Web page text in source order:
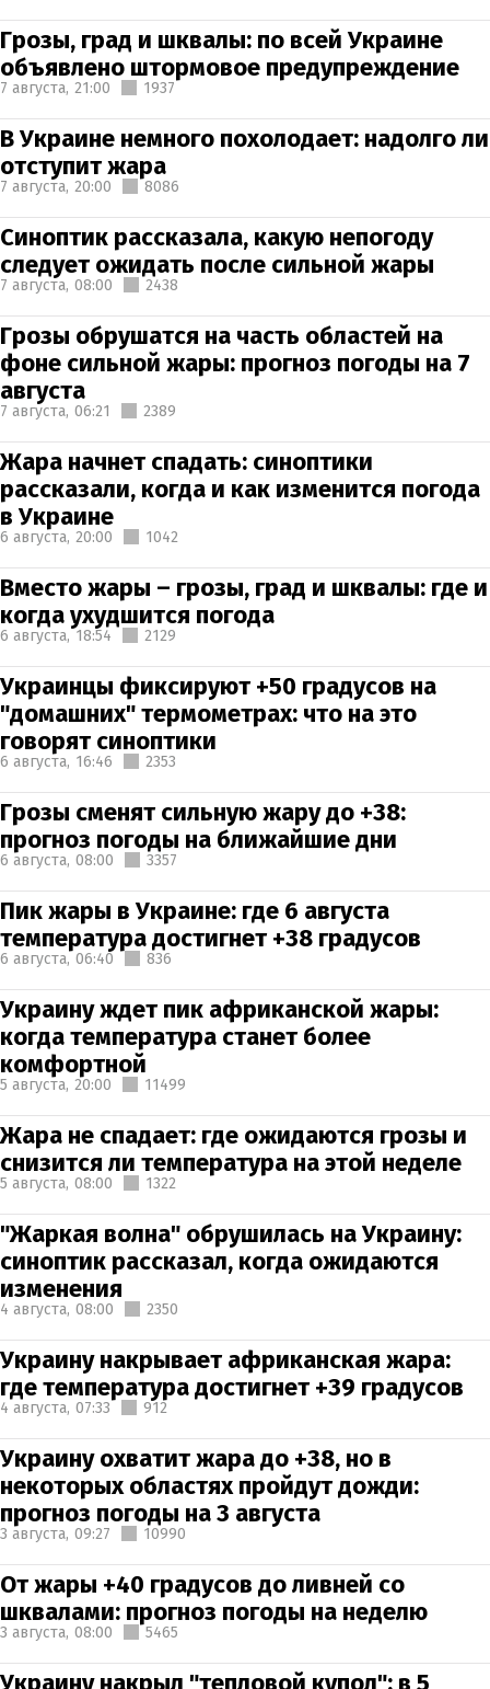
Грозы, град и шквалы: по всей Украине
объявлено штормовое предупреждение
7 августа, 21:00 1937
В Украине немного похолодает: надолго ли
отступит жара
7 августа, 20:00 8086
Синоптик рассказала, какую непогоду
следует ожидать после сильной жары
7 августа, 08:00 2438
Грозы обрушатся на часть областей на
фоне сильной жары: прогноз погоды на 7
августа
7 августа, 06:21 2389
Жара начнет спадать: синоптики
рассказали, когда и как изменится погода
в Украине
6 августа, 20:00 1042
Вместо жары – грозы, град и шквалы: где и
когда ухудшится погода
6 августа, 18:54 2129
Украинцы фиксируют +50 градусов на
"домашних" термометрах: что на это
говорят синоптики
6 августа, 16:46 2353
Грозы сменят сильную жару до +38:
прогноз погоды на ближайшие дни
6 августа, 08:00 3357
Пик жары в Украине: где 6 августа
температура достигнет +38 градусов
6 августа, 06:40 836
Украину ждет пик африканской жары:
когда температура станет более
комфортной
5 августа, 20:00 11499
Жара не спадает: где ожидаются грозы и
снизится ли температура на этой неделе
5 августа, 08:00 1322
"Жаркая волна" обрушилась на Украину:
синоптик рассказал, когда ожидаются
изменения
4 августа, 08:00 2350
Украину накрывает африканская жара:
где температура достигнет +39 градусов
4 августа, 07:33 912
Украину охватит жара до +38, но в
некоторых областях пройдут дожди:
прогноз погоды на 3 августа
3 августа, 09:27 10990
От жары +40 градусов до ливней со
шквалами: прогноз погоды на неделю
3 августа, 08:00 5465
Украину накрыл "тепловой купол": в 5